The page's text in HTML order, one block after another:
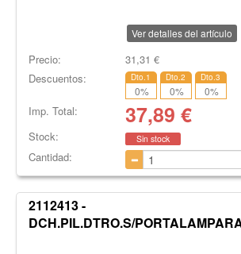
Ver detalles del artículo
Precio: 31,31 €
Descuentos:
Dto.1
0%
Dto.2
0%
Dto.3
0%
Imp. Total: 37,89 €
Stock: Sin stock
Cantidad:
2112413 -
DCH.PIL.DTRO.S/